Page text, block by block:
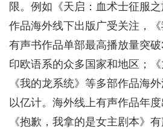
限。例如《天启：血术士征服
作品海外线下出版广受关注，
有声书作品单部最高播放量突
印欧语系的众多国家和地区；《
《我的龙系统》等多部作品海
以亿计。海外线上有声作品年
《抱歉，我拿的是女主剧本》